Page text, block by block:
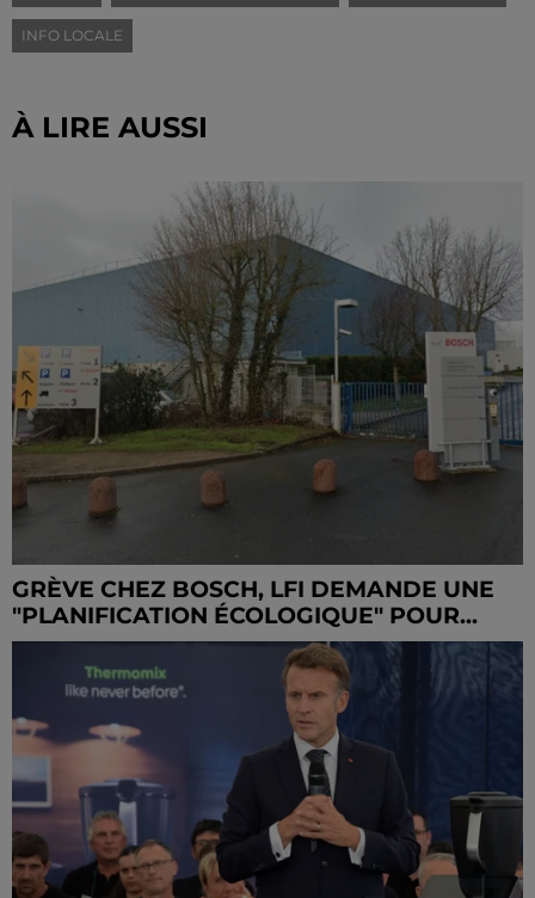
INFO LOCALE
À LIRE AUSSI
GRÈVE CHEZ BOSCH, LFI DEMANDE UNE
"PLANIFICATION ÉCOLOGIQUE" POUR...